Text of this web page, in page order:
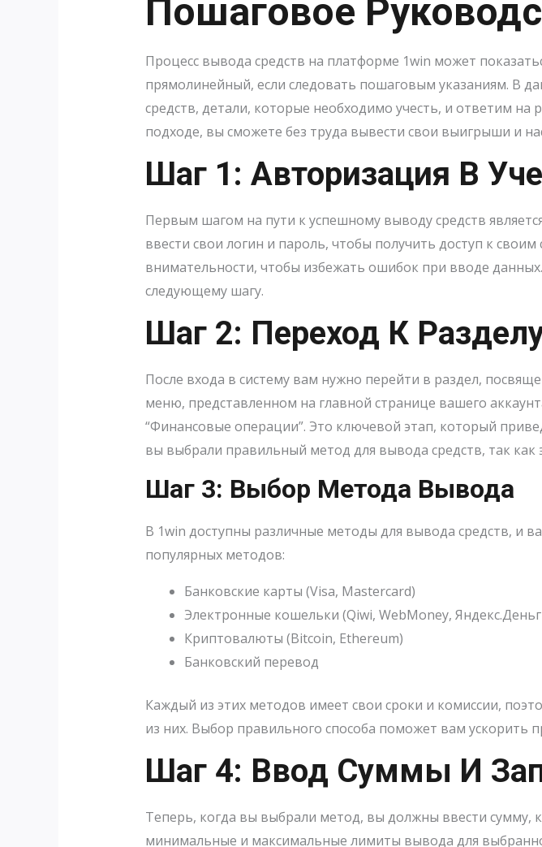
Пошаговое
Процесс вывода средств на платформе 1win может
прямолинейный, если следовать пошаговым указаниям. В
средств, детали, которые необходимо учесть, и ответим
подходе, вы сможете без труда вывести свои выигрыши и
Шаг 1: Авторизация В
Первым шагом на пути к успешному выводу средств
ввести свои логин и пароль, чтобы получить доступ к
внимательности, чтобы избежать ошибок при вводе
следующему шагу.
Шаг 2: Переход К
После входа в систему вам нужно перейти в раздел,
меню, представленном на главной странице вашего
“Финансовые операции”. Это ключевой этап, который
вы выбрали правильный метод для вывода средств, так
Шаг 3: Выбор Метода Вывода
В 1win доступны различные методы для вывода средств, и
популярных методов:
Банковские карты (Visa, Mastercard)
Электронные кошельки (Qiwi, WebMoney,
Криптовалюты (Bitcoin, Ethereum)
Банковский перевод
Каждый из этих методов имеет свои сроки и комиссии,
из них. Выбор правильного способа поможет вам ускорить
Шаг 4: Ввод Суммы И
Теперь, когда вы выбрали метод, вы должны ввести сумму,
минимальные и максимальные лимиты вывода для